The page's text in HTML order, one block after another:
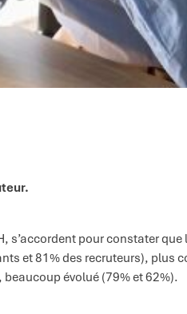
s’accordent pour constater que
et 81% des recruteurs), plus
évolué (79% et 62%).